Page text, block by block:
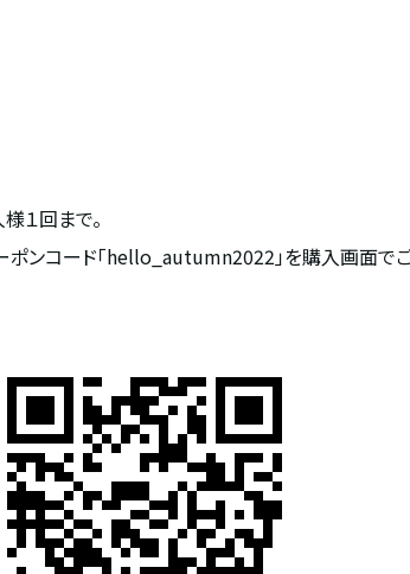
１回まで。
ンコード「hello_autumn2022」を購入画面でご